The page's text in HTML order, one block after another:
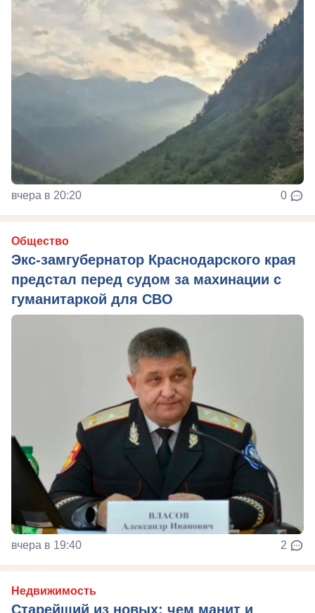
вчера в 20:20 0
Общество
Экс-замгубернатор Краснодарского края
предстал перед судом за махинации с
гуманитаркой для СВО
вчера в 19:40 2
Недвижимость
Старейший из новых: чем манит и